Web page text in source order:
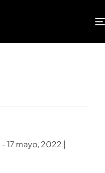
-17 mayo, 2022 |